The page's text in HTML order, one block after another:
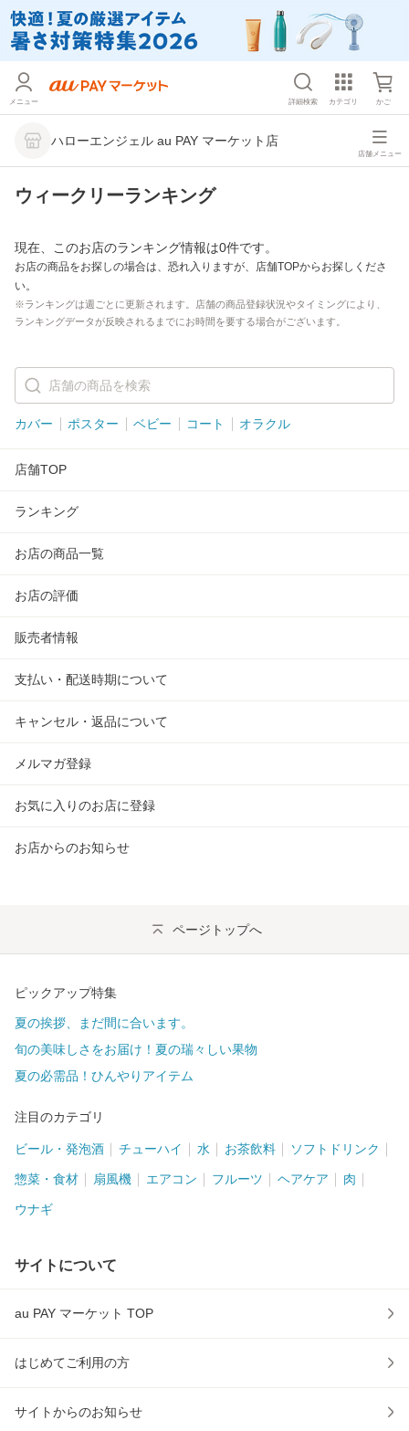
メニュー 詳細検索 カテゴリ かご
ハローエンジェル au PAY マーケット店
店舗メニュー
ウィークリーランキング
現在、このお店のランキング情報は0件です。
お店の商品をお探しの場合は、恐れ入りますが、店舗TOPからお探しくださ
い。
※ランキングは週ごとに更新されます。店舗の商品登録状況やタイミングにより、
ランキングデータが反映されるまでにお時間を要する場合がございます。
カバー ポスター ベビー コート オラクル
店舗TOP
ランキング
お店の商品一覧
お店の評価
販売者情報
支払い・配送時期について
キャンセル・返品について
メルマガ登録
お気に入りのお店に登録
お店からのお知らせ
ページトップへ
ピックアップ特集
夏の挨拶、まだ間に合います。
旬の美味しさをお届け！夏の瑞々しい果物
夏の必需品！ひんやりアイテム
注目のカテゴリ
ビール・発泡酒 チューハイ 水 お茶飲料 ソフトドリンク
惣菜・食材 扇風機 エアコン フルーツ ヘアケア 肉
ウナギ
サイトについて
au PAY マーケット TOP
はじめてご利用の方
サイトからのお知らせ